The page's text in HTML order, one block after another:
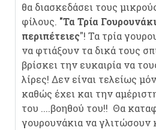
θα διασκεδάσει τους
φίλους. "Τα Τρία
περιπέτειες"! Τα τρία
να φτιάξουν τα δικά τους
βρίσκει την ευκαιρία να
λίρες! Δεν είναι τελείως
καθώς έχει και την
του ....βοηθού του!! Θα
γουρουνάκια να γλιτώσουν